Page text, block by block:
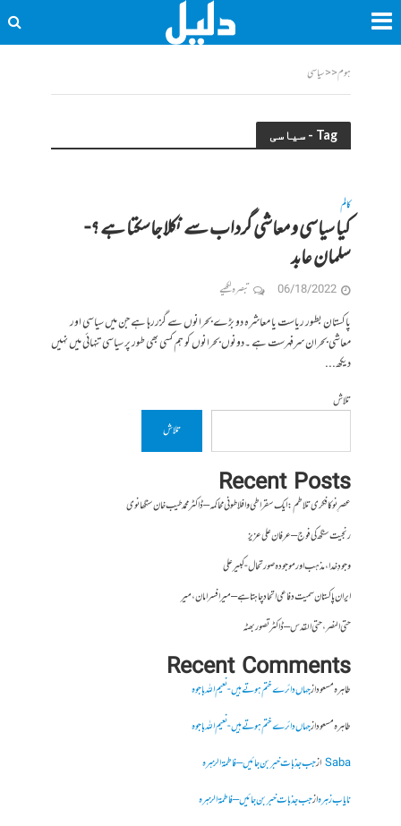
ہوم<<سیاسی
Tag - سیاسی
کالم
کیا سیاسی و معاشی گرداب سے نکلا جاسکتا ہے ؟-
سلمان عابد
06/18/2022 تبصرہ لکھیے
پاکستان بطور ریاست یا معاشرہ دو بڑے بحرانوں سے گزررہا ہے جن میں سیاسی اور
معاشی بحران سرفہرست ہے ۔دونوں بحرانوں کو ہم کسی بھی طور پر سیاسی تنہائی میں نہیں
دیکھ...
تلاش
تلاش
Recent Posts
عصرِ نو کا فکری تلاطم: ایک سقراطی و افلاطونی محاکمہ – ڈاکٹر محمد طیب خان سنگھانوی
رنجیت سنگھ کی فوج – عرفان علی عزیز
وجودِ خدا، مذہب اور موجودہ صورتحال- کبیر علی
ایران پاکستان سمیت دفاعی اتحاد چاہتا ہے – میر افسر امان،میر
حتی النصر ، حتی القدس – ڈاکٹر تصور بھٹہ
Recent Comments
طاہرہ مسعودازجہاں دائرے ختم ہوتے ہیں- نعیم اللہ باجوہ
طاہرہ مسعودازجہاں دائرے ختم ہوتے ہیں- نعیم اللہ باجوہ
Sabaازجب جذبات خبر بن جائیں – فاطمۃالزہرہ
نایاب زہرہازجب جذبات خبر بن جائیں – فاطمۃالزہرہ